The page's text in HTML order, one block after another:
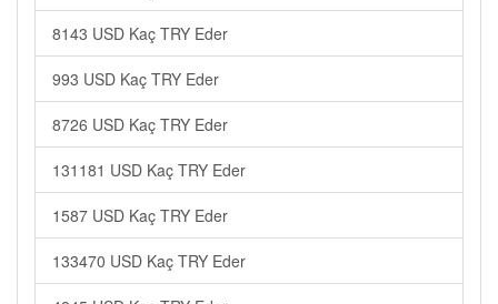
8143 USD Kaç TRY Eder
993 USD Kaç TRY Eder
8726 USD Kaç TRY Eder
131181 USD Kaç TRY Eder
1587 USD Kaç TRY Eder
133470 USD Kaç TRY Eder